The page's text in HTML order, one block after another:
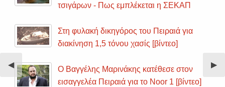
Previous
Slide
◀︎ ▶︎
τσιγάρων - Πως εμπλέκεται η ΣΕΚΑΠ
Στη φυλακή δικηγόρος του Πειραιά για
διακίνηση 1,5 τόνου χασίς [βίντεο]
Ο Βαγγέλης Μαρινάκης κατέθεσε στον
εισαγγελέα Πειραιά για το Noor 1 [βίντεο]